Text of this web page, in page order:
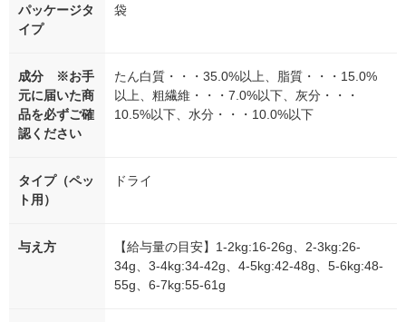
パッケージタ
イプ
袋
成分 ※お手
元に届いた商
品を必ずご確
認ください
たん白質・・・35.0%以上、脂質・・・15.0%
以上、粗繊維・・・7.0%以下、灰分・・・
10.5%以下、水分・・・10.0%以下
タイプ（ペッ
ト用）
ドライ
与え方
【給与量の目安】1‐2kg:16‐26g、2‐3kg:26‐
34g、3‐4kg:34‐42g、4‐5kg:42‐48g、5‐6kg:48‐
55g、6‐7kg:55‐61g